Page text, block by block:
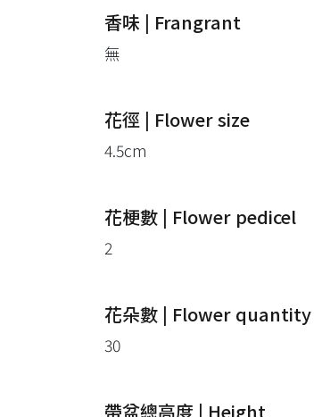
香味 | Frangrant
無
花徑 | Flower size
4.5cm
花梗數 | Flower pedicel
2
花朵數 | Flower quantity
30
帶盆總高度 | Height